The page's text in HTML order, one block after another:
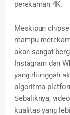
perekaman 4K.
Meskipun
mampu
akan sangat
Instagram dan
yang diunggah
algoritma
Sebaliknya,
kualitas yang